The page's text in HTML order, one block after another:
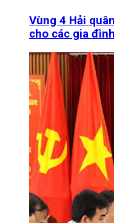
Vùng 4 Hải
cho các gia